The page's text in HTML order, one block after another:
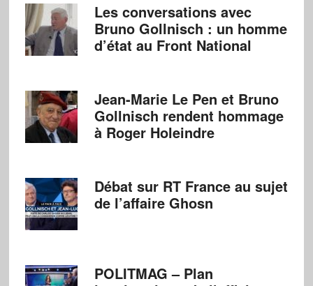
Les conversations avec
Bruno Gollnisch : un homme
d’état au Front National
Jean-Marie Le Pen et Bruno
Gollnisch rendent hommage
à Roger Holeindre
Débat sur RT France au sujet
de l’affaire Ghosn
POLITMAG – Plan